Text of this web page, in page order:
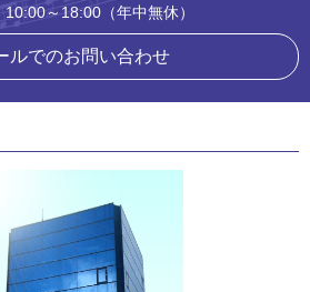
～18:00（年中無休）
ルでのお問い合わせ